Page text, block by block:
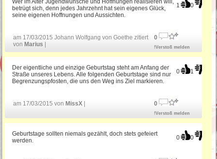
Witzige Geburtstagsgrüße
Bayerische Geburtstagssprüche
Geburtstagssprüche für Mama
1 0
Wer im Alter Jugendwünsche und Hoffnungen realisieren will,
betrügt sich, denn jedes Jahrzehnt hat sein eigenes Glück,
seine eigenen Hoffnungen und Aussichten.
am 17/03/2015 Johann Wolfgang von Goethe zitiert
von Marius
0
!Verstoß melden
0 1
Der eigentliche und einzige Geburtstag steht am Anfang der
Straße unseres Lebens. Alle folgenden Geburtstage sind nur
Begrenzungspfosten, die uns den Weg ins Ziel markieren.
am 17/03/2015 von MissX 0
!Verstoß melden
0 0
Geburtstage sollten niemals gezählt, doch stets gefeiert
werden.